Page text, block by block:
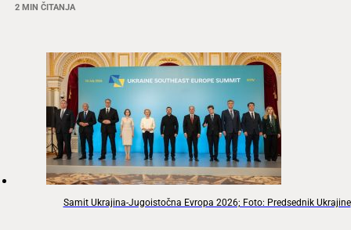
2 MIN ČITANJA
Samit Ukrajina-Jugoistočna Evropa 2026; Foto: Predsednik Ukrajine